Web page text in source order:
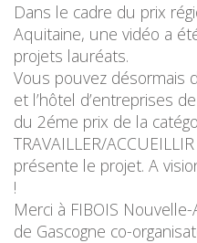
Dans le cadre du prix
Aquitaine, une vidéo a
projets lauréats.
Vous pouvez désormais
et l’hôtel d’entreprises
du 2éme prix de la
TRAVAILLER/
présente le projet. A
!
Merci à FIBOIS
de Gascogne co-